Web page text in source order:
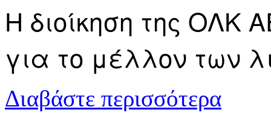
H διοίκηση της ΟΛΚ
για το μέλλον των
Διαβάστε περισσότερα